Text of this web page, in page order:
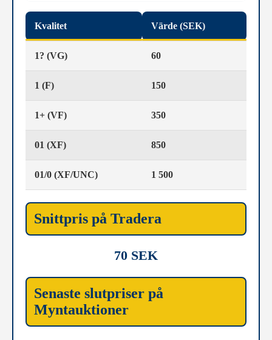
Kvalitet Värde (SEK)
1? (VG) 60
1 (F) 150
1+ (VF) 350
01 (XF) 850
01/0 (XF/UNC) 1 500
Snittpris på Tradera
70 SEK
Senaste slutpriser på
Myntauktioner